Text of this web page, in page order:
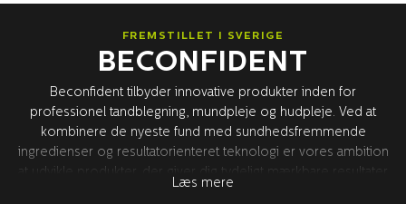
FREMSTILLET I SVERIGE
BECONFIDENT
Beconfident tilbyder innovative produkter inden for
professionel tandblegning, mundpleje og hudpleje. Ved at
kombinere de nyeste fund med sundhedsfremmende
ingredienser og resultatorienteret teknologi er vores ambition
at udvikle produkter, der giver dig tydeligt mærkbare resultater
Læs mere